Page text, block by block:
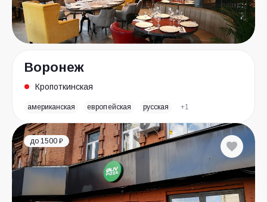
Воронеж
Кропоткинская
американская европейская русская +1
до 1500 ₽